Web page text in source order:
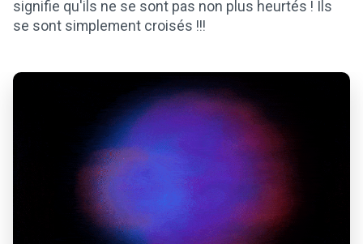
signifie qu'ils ne se sont pas non plus heurtés ! Ils
se sont simplement croisés !!!